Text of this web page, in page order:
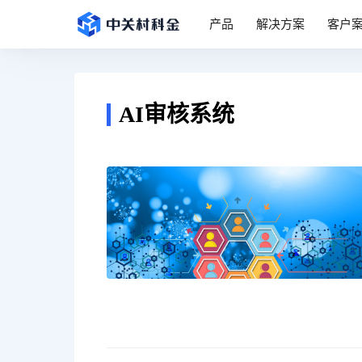
产品 解决方案 客户
AI审核系统